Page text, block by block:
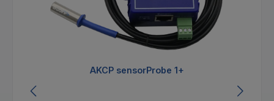
AKCP sensorProbe 1+